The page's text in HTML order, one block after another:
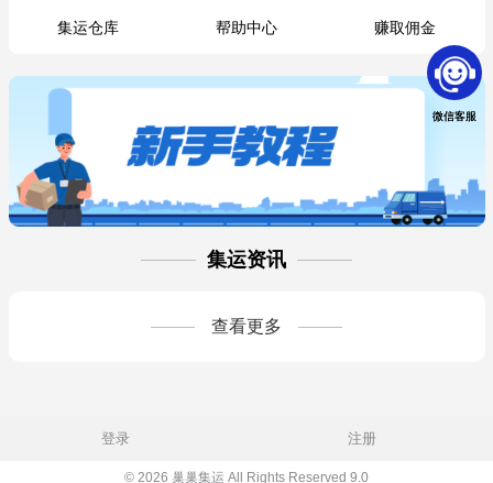
集运仓库 帮助中心 赚取佣金
集运资讯
查看更多
登录 注册
© 2026 巢巢集运 All Rights Reserved 9.0
微信客服